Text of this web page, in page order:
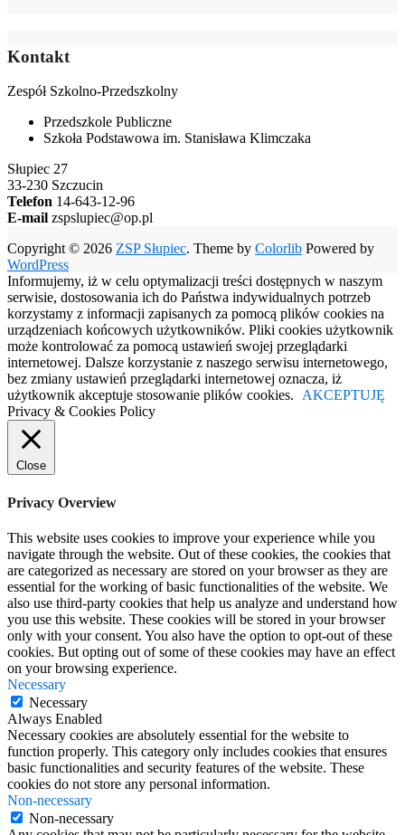
Kontakt
Zespół Szkolno-Przedszkolny
Przedszkole Publiczne
Szkoła Podstawowa im. Stanisława Klimczaka
Słupiec 27
33-230 Szczucin
Telefon 14-643-12-96
E-mail zspslupiec@op.pl
Copyright © 2026 ZSP Słupiec. Theme by Colorlib Powered by
WordPress
Informujemy, iż w celu optymalizacji treści dostępnych w naszym
serwisie, dostosowania ich do Państwa indywidualnych potrzeb
korzystamy z informacji zapisanych za pomocą plików cookies na
urządzeniach końcowych użytkowników. Pliki cookies użytkownik
może kontrolować za pomocą ustawień swojej przeglądarki
internetowej. Dalsze korzystanie z naszego serwisu internetowego,
bez zmiany ustawień przeglądarki internetowej oznacza, iż
użytkownik akceptuje stosowanie plików cookies.
AKCEPTUJĘ
Privacy & Cookies Policy
Close
Privacy Overview
This website uses cookies to improve your experience while you
navigate through the website. Out of these cookies, the cookies that
are categorized as necessary are stored on your browser as they are
essential for the working of basic functionalities of the website. We
also use third-party cookies that help us analyze and understand how
you use this website. These cookies will be stored in your browser
only with your consent. You also have the option to opt-out of these
cookies. But opting out of some of these cookies may have an effect
on your browsing experience.
Necessary
Necessary
Always Enabled
Necessary cookies are absolutely essential for the website to
function properly. This category only includes cookies that ensures
basic functionalities and security features of the website. These
cookies do not store any personal information.
Non-necessary
Non-necessary